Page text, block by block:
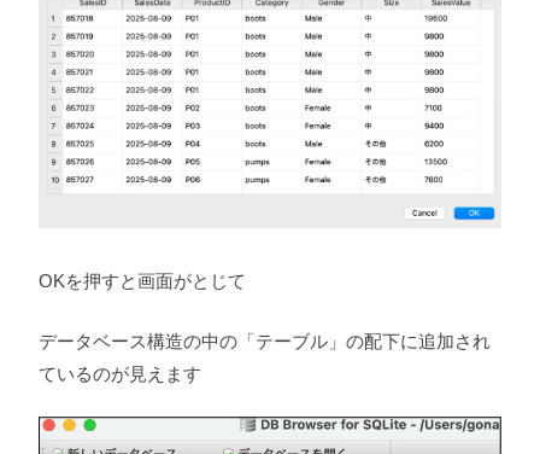
OKを押すと画面がとじて
データベース構造の中の「テーブル」の配下に追加され
ているのが見えます